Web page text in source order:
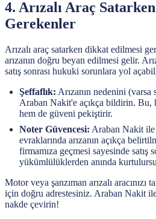
4. Arızalı Araç
Gerekenler
Arızalı araç satarken dikkat edilmesi
arızanın doğru beyan edilmesi gelir.
satış sonrası hukuki sorunlara yol
Şeffaflık: Arızanın nedenini
Araban Nakit'e açıkça bildirin. Bu,
hem de güveni pekiştirir.
Noter Güvencesi: Araban Nakit ile
evraklarında arızanın açıkça
firmamıza geçmesi sayesinde satış
yükümlülüklerden anında
Motor veya şanzıman arızalı aracınızı
için doğru adrestesiniz. Araban Nakit ile
nakde çevirin!